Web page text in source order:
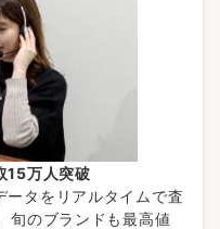
15万人突破
ータをリアルタイムで査
旬のブランドも最高値